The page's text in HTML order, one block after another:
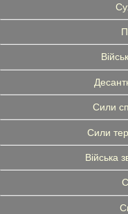
Сили
Сили
Війська